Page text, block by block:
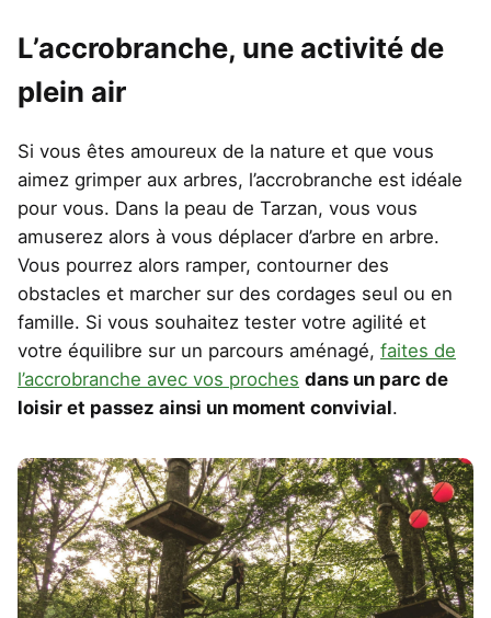
L’accrobranche, une activité de
plein air
Si vous êtes amoureux de la nature et que vous
aimez grimper aux arbres, l’accrobranche est idéale
pour vous. Dans la peau de Tarzan, vous vous
amuserez alors à vous déplacer d’arbre en arbre.
Vous pourrez alors ramper, contourner des
obstacles et marcher sur des cordages seul ou en
famille. Si vous souhaitez tester votre agilité et
votre équilibre sur un parcours aménagé, faites de
l’accrobranche avec vos proches dans un parc de
loisir et passez ainsi un moment convivial.